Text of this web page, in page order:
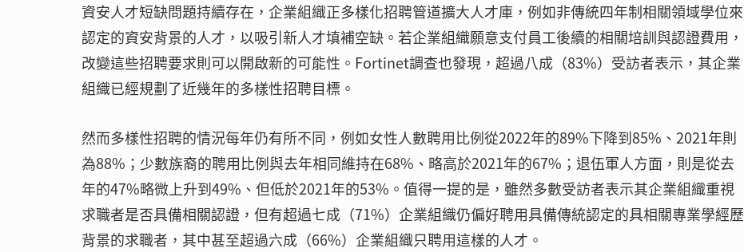
資安人才短缺問題持續存在，企業組織正多樣化招聘管道擴大人才庫，例如非傳統四年制相關領域學位來
認定的資安背景的人才，以吸引新人才填補空缺。若企業組織願意支付員工後續的相關培訓與認證費用，
改變這些招聘要求則可以開啟新的可能性。Fortinet調查也發現，超過八成（83%）受訪者表示，其企業
組織已經規劃了近幾年的多樣性招聘目標。
然而多樣性招聘的情況每年仍有所不同，例如女性人數聘用比例從2022年的89%下降到85%、2021年則
為88%；少數族裔的聘用比例與去年相同維持在68%、略高於2021年的67%；退伍軍人方面，則是從去
年的47%略微上升到49%、但低於2021年的53%。值得一提的是，雖然多數受訪者表示其企業組織重視
求職者是否具備相關認證，但有超過七成（71%）企業組織仍偏好聘用具備傳統認定的具相關專業學經歷
背景的求職者，其中甚至超過六成（66%）企業組織只聘用這樣的人才。